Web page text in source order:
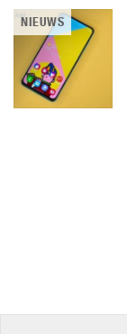
NIEUWS